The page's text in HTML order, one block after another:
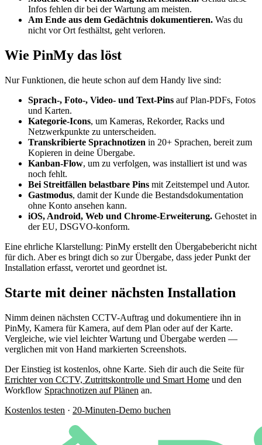
Infos fehlen dir bei der Wartung am meisten.
Am Ende aus dem Gedächtnis dokumentieren. Was du
nicht vor Ort festhältst, geht verloren.
Wie PinMy das löst
Nur Funktionen, die heute schon auf dem Handy live sind:
Sprach-, Foto-, Video- und Text-Pins auf Plan-PDFs, Fotos
und Karten.
Kategorie-Icons, um Kameras, Rekorder, Racks und
Netzwerkpunkte zu unterscheiden.
Transkribierte Sprachnotizen in 20+ Sprachen, bereit zum
Kopieren in deine Übergabe.
Kanban-Flow, um zu verfolgen, was installiert ist und was
noch fehlt.
Bei Streitfällen belastbare Pins mit Zeitstempel und Autor.
Gastmodus, damit der Kunde die Bestandsdokumentation
ohne Konto ansehen kann.
iOS, Android, Web und Chrome-Erweiterung. Gehostet in
der EU, DSGVO-konform.
Eine ehrliche Klarstellung: PinMy erstellt den Übergabebericht nicht
für dich. Aber es bringt dich so zur Übergabe, dass jeder Punkt der
Installation erfasst, verortet und geordnet ist.
Starte mit deiner nächsten Installation
Nimm deinen nächsten CCTV-Auftrag und dokumentiere ihn in
PinMy, Kamera für Kamera, auf dem Plan oder auf der Karte.
Vergleiche, wie viel leichter Wartung und Übergabe werden —
verglichen mit von Hand markierten Screenshots.
Der Einstieg ist kostenlos, ohne Karte. Sieh dir auch die Seite für
Errichter von CCTV, Zutrittskontrolle und Smart Home und den
Workflow Sprachnotizen auf Plänen an.
Kostenlos testen · 20-Minuten-Demo buchen